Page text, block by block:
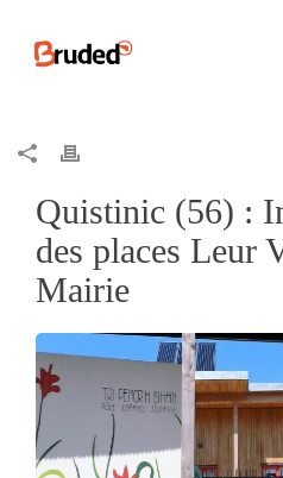
Quistinic (56) :
des places Leur
Mairie